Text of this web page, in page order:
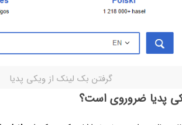
گرفتن بک لینک از ویکی پدیا
پدیا ضروروی است؟